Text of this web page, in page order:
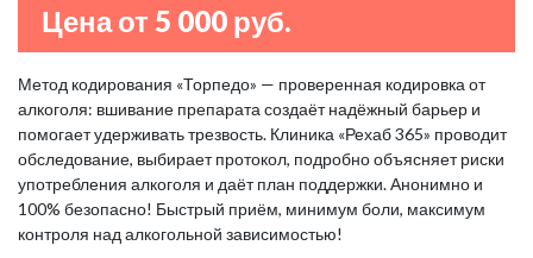
Цена от 5 000 руб.
Метод кодирования «Торпедо» — проверенная кодировка от
алкоголя: вшивание препарата создаёт надёжный барьер и
помогает удерживать трезвость. Клиника «Рехаб 365» проводит
обследование, выбирает протокол, подробно объясняет риски
употребления алкоголя и даёт план поддержки. Анонимно и
100% безопасно! Быстрый приём, минимум боли, максимум
контроля над алкогольной зависимостью!